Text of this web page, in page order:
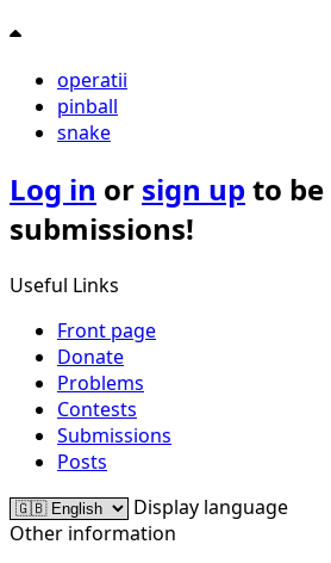
operatii
pinball
snake
Log in or sign upto be
submissions!
Useful Links
Front page
Donate
Problems
Contests
Submissions
Posts
Display language
Other information